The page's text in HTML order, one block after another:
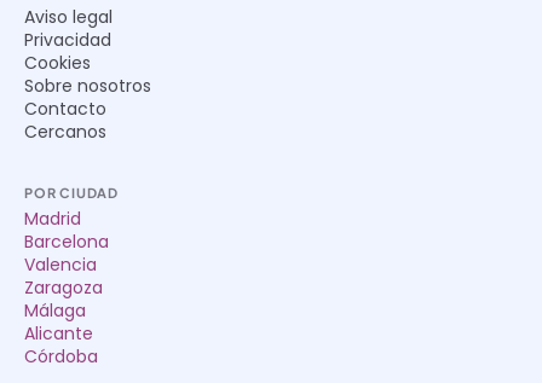
Aviso legal
Privacidad
Cookies
Sobre nosotros
Contacto
Cercanos
POR CIUDAD
Madrid
Barcelona
Valencia
Zaragoza
Málaga
Alicante
Córdoba